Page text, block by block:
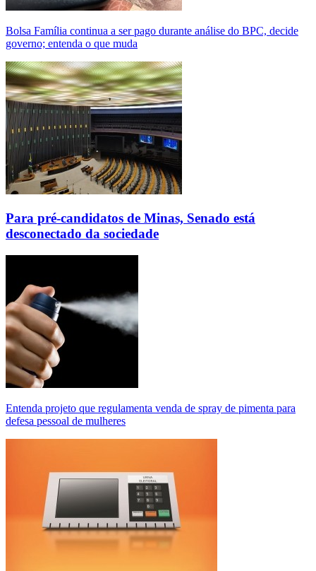
Bolsa Família continua a ser pago durante análise do BPC, decide
governo; entenda o que muda
Para pré-candidatos de Minas, Senado está
desconectado da sociedade
Entenda projeto que regulamenta venda de spray de pimenta para
defesa pessoal de mulheres